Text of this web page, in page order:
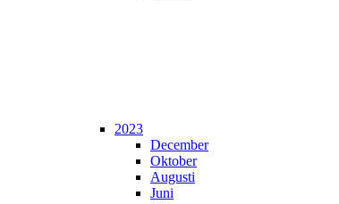
2023
December
Oktober
Augusti
Juni